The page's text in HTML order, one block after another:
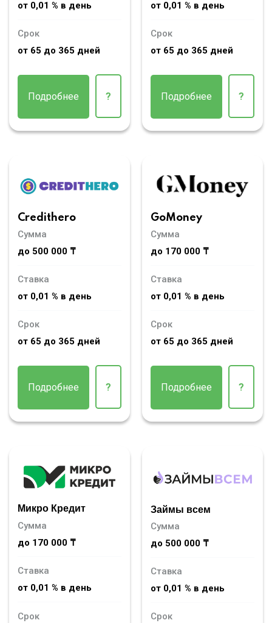
от 0,01 % в день
Срок
от 65 до 365 дней
Подробнее ?
от 0,01 % в день
Срок
от 65 до 365 дней
Подробнее ?
Credithero
Сумма
до 500 000 ₸
Ставка
от 0,01 % в день
Срок
от 65 до 365 дней
Подробнее ?
GoMoney
Сумма
до 170 000 ₸
Ставка
от 0,01 % в день
Срок
от 65 до 365 дней
Подробнее ?
Микро Кредит
Сумма
до 170 000 ₸
Ставка
от 0,01 % в день
Срок
Займы всем
Сумма
до 500 000 ₸
Ставка
от 0,01 % в день
Срок